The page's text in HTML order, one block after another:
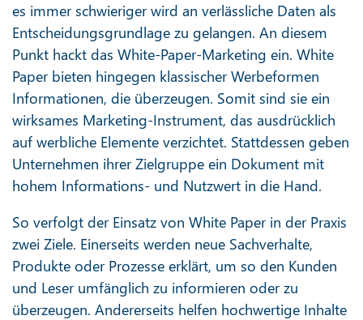
es immer schwieriger wird an verlässliche Daten als
Entscheidungsgrundlage zu gelangen. An diesem
Punkt hackt das White-Paper-Marketing ein. White
Paper bieten hingegen klassischer Werbeformen
Informationen, die überzeugen. Somit sind sie ein
wirksames Marketing-Instrument, das ausdrücklich
auf werbliche Elemente verzichtet. Stattdessen geben
Unternehmen ihrer Zielgruppe ein Dokument mit
hohem Informations- und Nutzwert in die Hand.
So verfolgt der Einsatz von White Paper in der Praxis
zwei Ziele. Einerseits werden neue Sachverhalte,
Produkte oder Prozesse erklärt, um so den Kunden
und Leser umfänglich zu informieren oder zu
überzeugen. Andererseits helfen hochwertige Inhalte